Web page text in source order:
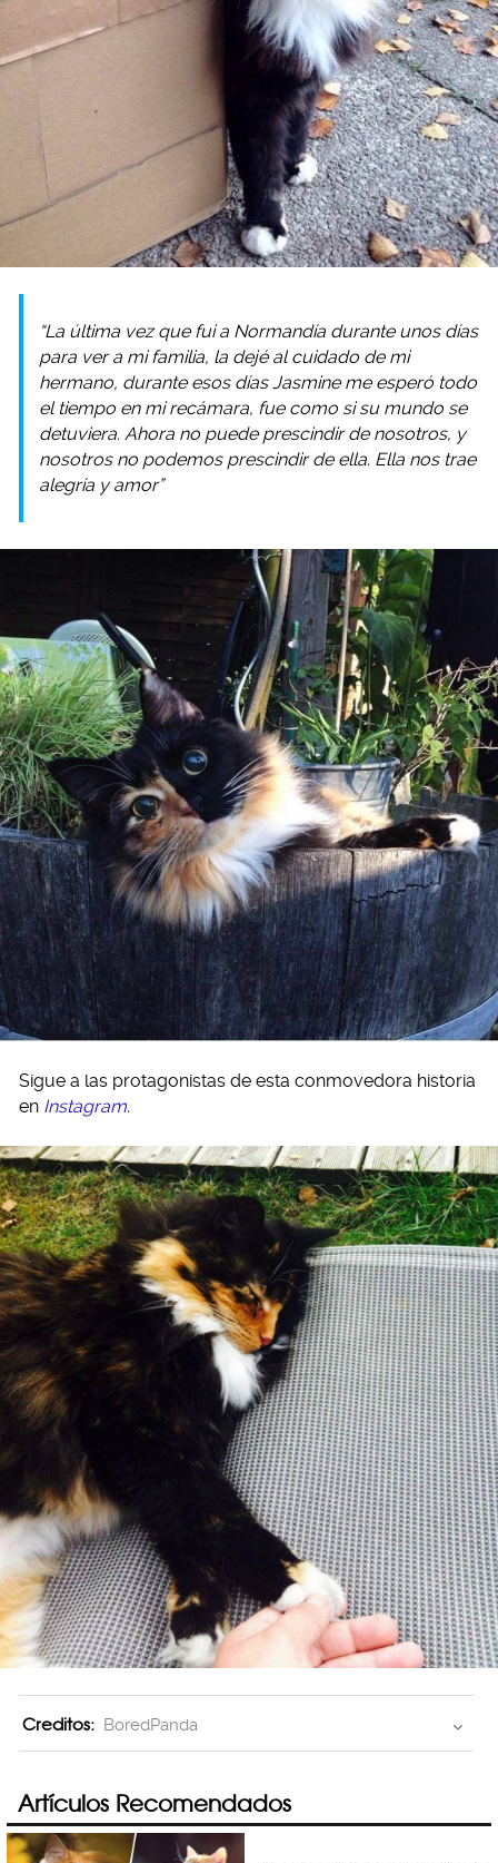
“La última vez que fui a Normandía durante unos días
para ver a mi familia, la dejé al cuidado de mi
hermano, durante esos días Jasmine me esperó todo
el tiempo en mi recámara, fue como si su mundo se
detuviera. Ahora no puede prescindir de nosotros, y
nosotros no podemos prescindir de ella. Ella nos trae
alegría y amor”
Sigue a las protagonistas de esta conmovedora historia
en Instagram.
Creditos: BoredPanda
Artículos Recomendados